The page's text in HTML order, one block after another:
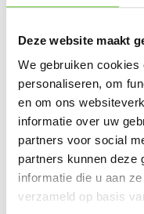
Deze website maakt
We gebruiken
personaliseren, om
en om ons
informatie over uw
partners voor social
partners kunnen deze
informatie die u aan
verzameld op basis
achter:
Een paar afspraken rond
Jouw mood: